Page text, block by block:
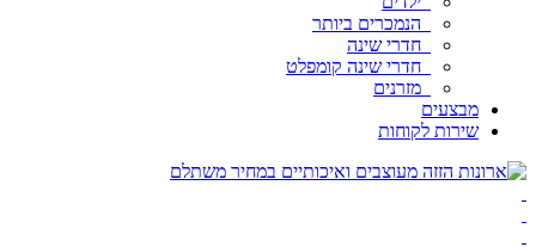
הנמכרים ביותר
חדרי שינה
חדרי שינה קומפלט
מזרנים
מבצעים
שירות לקוחות